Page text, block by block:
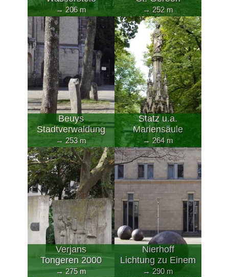
→ 206 m → 252 m
Beuys
Stadtverwaldung
→ 253 m
Statz u.a.
Mariensäule
→ 264 m
Verjans
Tongeren 2000
→ 275 m
Nierhoff
Lichtung zu Einem
→ 290 m